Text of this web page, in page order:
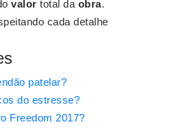
valor total da obra.
cada detalhe
patelar?
do estresse?
Freedom 2017?